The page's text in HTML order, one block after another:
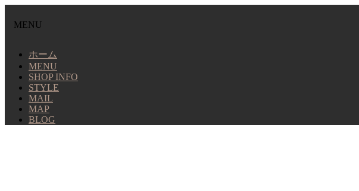
MENU
ホーム
MENU
SHOP INFO
STYLE
MAIL
MAP
BLOG